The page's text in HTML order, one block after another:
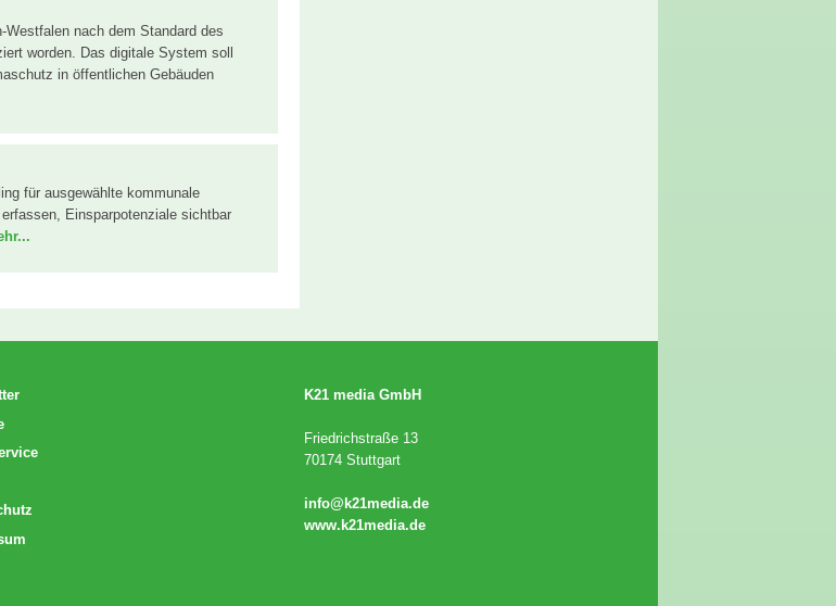
nach dem Standard des
worden. Das digitale System soll
in öffentlichen Gebäuden
für ausgewählte kommunale
Einsparpotenziale sichtbar
K21 media GmbH
Friedrichstraße 13
70174 Stuttgart
info@k21media.de
www.k21media.de